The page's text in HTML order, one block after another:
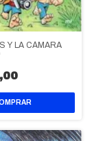
Y LA CÁMARA